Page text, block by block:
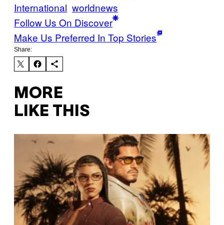
International worldnews
Follow Us On Discover
Make Us Preferred In Top Stories
Share:
MORE
LIKE THIS